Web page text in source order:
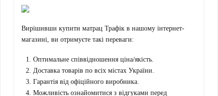
Вирішивши купити матрац Трафік в нашому інтернет-
магазині, ви отримуєте такі переваги:
Оптимальне співвідношення ціна/якість.
Доставка товарів по всіх містах України.
Гарантія від офіційного виробника.
Можливість ознайомитися з відгуками перед